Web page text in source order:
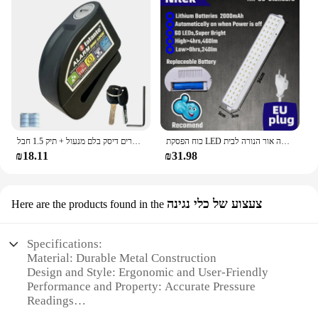
עמיד למים אופנוע נעילת אופניים אבטחה נגד גניבה מנעול אופנוע הרים אופני הרים דיסק בלם מנעול + תיק 1.5 חבל
₪18.11
כוח הפסקת LED חירום אור נייד קיר-רכוב נטענת אוטומטי עבודה פנס אור הסוללה אור הנורה לבית
₪31.98
Here are the products found in the צעצוע של כלי נגינה
Specifications:
Material: Durable Metal Construction
Design and Style: Ergonomic and User-Friendly
Performance and Property: Accurate Pressure
Readings